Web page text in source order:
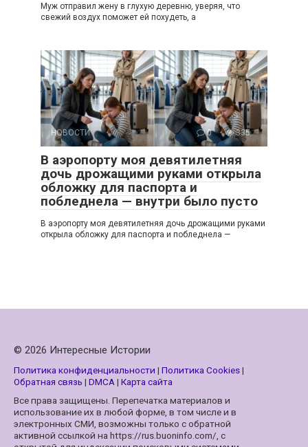
Муж отправил жену в глухую деревню, уверяя, что
свежий воздух поможет ей похудеть, а
НОВОСТИ 0 335
В аэропорту моя девятилетняя
дочь дрожащими руками открыла
обложку для паспорта и
побледнела — внутри было пусто
В аэропорту моя девятилетняя дочь дрожащими руками
открыла обложку для паспорта и побледнела —
© 2026 Интересные Истории
Политика конфиденциальности | Политика Cookies|
Обратная связь | DMCA | Карта сайта
Все права защищены. Перепечатка материалов и
использование их в любой форме, в том числе и в
электронных СМИ, возможны только с обратной
активной ссылкой на https://rus.buoninfo.com/, с